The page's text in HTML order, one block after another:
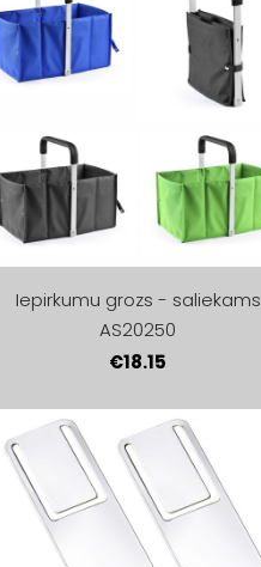
Iepirkumu grozs - saliekams
AS20250
€18.15